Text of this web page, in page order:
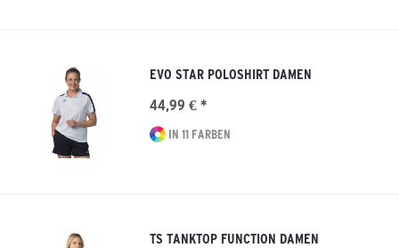
EVO STAR POLOSHIRT DAMEN
44,99 € *
IN 11 FARBEN
TS TANKTOP FUNCTION DAMEN